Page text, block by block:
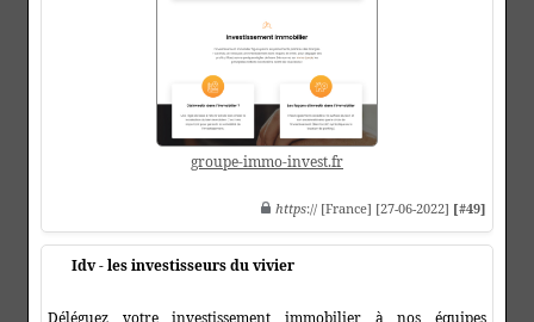
groupe-immo-invest.fr
https:// [France] [27-06-2022] [#49]
Idv - les investisseurs du vivier
Déléguez votre investissement immobilier à nos équipes